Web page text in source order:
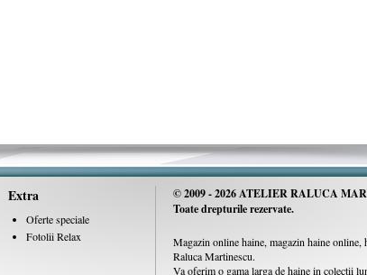
Extra
Oferte speciale
Fotolii Relax
© 2009 -2026 ATELIER RALUCA
Toate drepturile rezervate.
Magazin online haine, magazin haine online,
Raluca Martinescu.
Va oferim o gama larga de haine in colectii